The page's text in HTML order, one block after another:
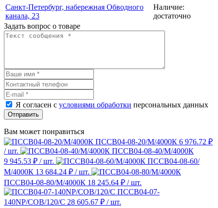
Санкт-Петербург, набережная Обводного
канала, 23
Наличие:
достаточно
Задать вопрос о товаре
Я согласен с условиями обработки персональных данных
Отправить
Вам может понравиться
ПССВ04-08-20/М/4000К 6 976.72 ₽
/ шт.
ПССВ04-08-40/М/4000К
9 945.53 ₽ / шт.
ПССВ04-08-60/
М/4000К 13 684.24 ₽ / шт.
ПССВ04-08-80/М/4000К 18 245.64 ₽ / шт.
ПССВ04-07-
140NP/COB/120/С 28 605.67 ₽ / шт.